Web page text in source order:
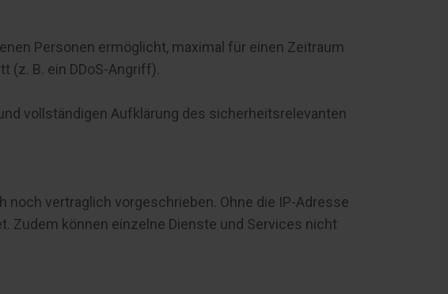
Personen ermöglicht, maximal für einen Zeitraum
(z. B. ein DDoS-Angriff).
vollständigen Aufklärung des sicherheitsrelevanten
vertraglich vorgeschrieben. Ohne die IP-Adresse
Zudem können einzelne Dienste und Services nicht